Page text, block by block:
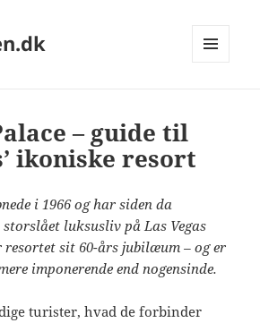
– guide til
ikoniske resort
i 1966 og har siden da
storslået luksusliv på Las Vegas
resortet sit 60-års jubilæum – og er
imponerende end nogensinde.
turister, hvad de forbinder